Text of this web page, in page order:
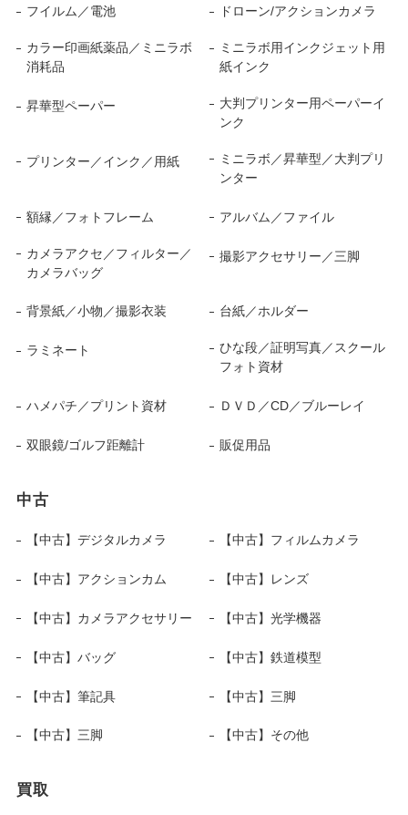
フイルム／電池 ドローン/アクションカメラ
カラー印画紙薬品／ミニラボ
消耗品
ミニラボ用インクジェット用
紙インク
昇華型ペーパー
大判プリンター用ペーパーイ
ンク
プリンター／インク／用紙
ミニラボ／昇華型／大判プリ
ンター
額縁／フォトフレーム アルバム／ファイル
カメラアクセ／フィルター／
カメラバッグ
撮影アクセサリー／三脚
背景紙／小物／撮影衣装 台紙／ホルダー
ラミネート
ひな段／証明写真／スクール
フォト資材
ハメパチ／プリント資材 ＤＶＤ／CD／ブルーレイ
双眼鏡/ゴルフ距離計 販促用品
中古
【中古】デジタルカメラ 【中古】フィルムカメラ
【中古】アクションカム 【中古】レンズ
【中古】カメラアクセサリー 【中古】光学機器
【中古】バッグ 【中古】鉄道模型
【中古】筆記具 【中古】三脚
【中古】三脚 【中古】その他
買取